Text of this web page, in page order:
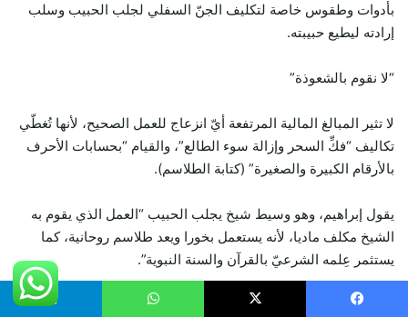
بأدوات وطقوس خاصة لتكليف الجنّ السفلي لجلب الحبيب وسلب
إرادته ليطيع حبيبته.
“لا نقوم بالشعوذة”
لا تثير المبالغ المالية المرتفعة أيّ انزعاج للعمل الصحيح، لأنها تُغطّي
تكاليف “فكِّ السحر وإزالة سوء الطالع”، والقيام “بحسابات الأحرف
بالأرقام الكبيرة والصغيرة” (كتابة الطلاسم).
يقول إبراهيم، وهو وسيط شيخ يجلب الحبيب “العمل الذي يقوم به
الشيخ مكلف ماديا، لأنه يستعمل بخورا ويعد طلاسم روحانية، كما
يستثمر عِلمه الشرعيّ بالقرآن والسنة النبوية”.
للتواصل مع الشيخ الروحاني الدكتور / محمد المغربي